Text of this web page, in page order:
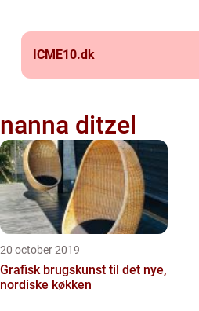
ICME10.dk
nanna ditzel
20 october 2019
Grafisk brugskunst til det nye,
nordiske køkken